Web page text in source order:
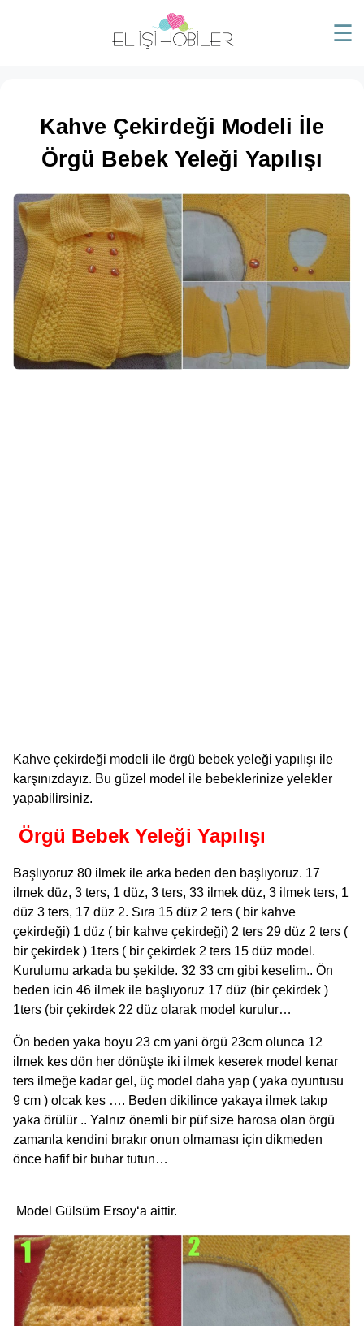
☰
Kahve Çekirdeği Modeli İle
Örgü Bebek Yeleği Yapılışı
Kahve çekirdeği modeli ile örgü bebek yeleği yapılışı ile
karşınızdayız. Bu güzel model ile bebeklerinize yelekler
yapabilirsiniz.
Örgü Bebek Yeleği Yapılışı
Başlıyoruz 80 ilmek ile arka beden den başlıyoruz. 17
ilmek düz, 3 ters, 1 düz, 3 ters, 33 ilmek düz, 3 ilmek ters, 1
düz 3 ters, 17 düz 2. Sıra 15 düz 2 ters ( bir kahve
çekirdeği) 1 düz ( bir kahve çekirdeği) 2 ters 29 düz 2 ters (
bir çekirdek ) 1ters ( bir çekirdek 2 ters 15 düz model.
Kurulumu arkada bu şekilde. 32 33 cm gibi keselim.. Ön
beden icin 46 ilmek ile başlıyoruz 17 düz (bir çekirdek )
1ters (bir çekirdek 22 düz olarak model kurulur…
Ön beden yaka boyu 23 cm yani örgü 23cm olunca 12
ilmek kes dön her dönüşte iki ilmek keserek model kenar
ters ilmeğe kadar gel, üç model daha yap ( yaka oyuntusu
9 cm ) olcak kes …. Beden dikilince yakaya ilmek takıp
yaka örülür .. Yalnız önemli bir püf size harosa olan örgü
zamanla kendini bırakır onun olmaması için dikmeden
önce hafif bir buhar tutun…
Model Gülsüm Ersoy‘a aittir.